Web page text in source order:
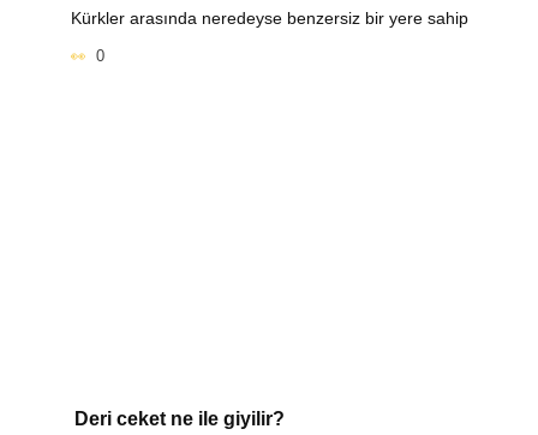
Kürkler arasında neredeyse benzersiz bir yere sahip
0
Deri ceket ne ile giyilir?